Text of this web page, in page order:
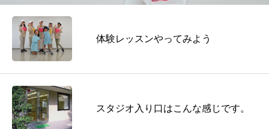
体験レッスンやってみよう
スタジオ入り口はこんな感じです。